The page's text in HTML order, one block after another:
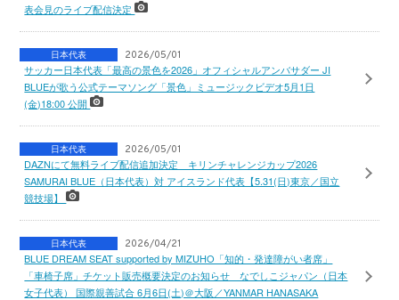
表会見のライブ配信決定
日本代表 2026/05/01
サッカー日本代表「最高の景色を2026」オフィシャルアンバサダー JI
BLUEが歌う公式テーマソング「景色」ミュージックビデオ5月1日
(金)18:00 公開
日本代表 2026/05/01
DAZNにて無料ライブ配信追加決定 キリンチャレンジカップ2026
SAMURAI BLUE（日本代表）対 アイスランド代表【5.31(日)東京／国立
競技場】
日本代表 2026/04/21
BLUE DREAM SEAT supported by MIZUHO「知的・発達障がい者席」
「車椅子席」チケット販売概要決定のお知らせ なでしこジャパン（日本
女子代表） 国際親善試合 6月6日(土)＠大阪／YANMAR HANASAKA